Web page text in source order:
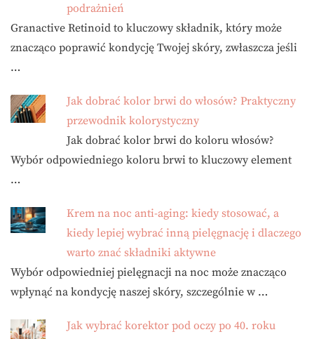
podrażnień
Granactive Retinoid to kluczowy składnik, który może
znacząco poprawić kondycję Twojej skóry, zwłaszcza jeśli
…
Jak dobrać kolor brwi do włosów? Praktyczny
przewodnik kolorystyczny
Jak dobrać kolor brwi do koloru włosów?
Wybór odpowiedniego koloru brwi to kluczowy element
…
Krem na noc anti-aging: kiedy stosować, a
kiedy lepiej wybrać inną pielęgnację i dlaczego
warto znać składniki aktywne
Wybór odpowiedniej pielęgnacji na noc może znacząco
wpłynąć na kondycję naszej skóry, szczególnie w …
Jak wybrać korektor pod oczy po 40. roku